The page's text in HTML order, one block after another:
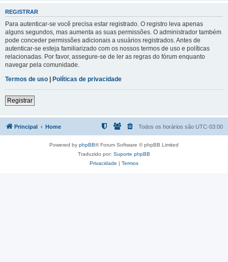
REGISTRAR
Para autenticar-se você precisa estar registrado. O registro leva apenas
alguns segundos, mas aumenta as suas permissões. O administrador também
pode conceder permissões adicionais a usuários registrados. Antes de
autenticar-se esteja familiarizado com os nossos termos de uso e políticas
relacionadas. Por favor, assegure-se de ler as regras do fórum enquanto
navegar pela comunidade.
Termos de uso | Políticas de privacidade
Registrar
Principal Home Todos os horários são UTC-03:00
Powered by phpBB® Forum Software © phpBB Limited
Traduzido por: Suporte phpBB
Privacidade | Termos